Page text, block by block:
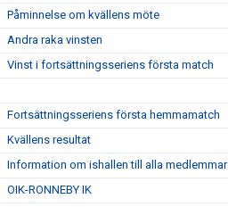
Påminnelse om kvällens möte
Andra raka vinsten
Vinst i fortsättningsseriens första match
Fortsättningsseriens första hemmamatch
Kvällens resultat
Information om ishallen till alla medlemmar
OIK-RONNEBY IK